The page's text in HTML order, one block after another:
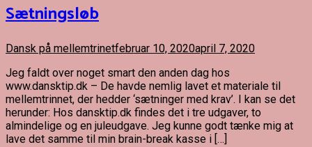
Sætningsløb
Dansk på mellemtrinetfebruar 10, 2020april 7, 2020
Jeg faldt over noget smart den anden dag hos
www.dansktip.dk – De havde nemlig lavet et materiale til
mellemtrinnet, der hedder ‘sætninger med krav’. I kan se det
herunder: Hos dansktip.dk findes det i tre udgaver, to
almindelige og en juleudgave. Jeg kunne godt tænke mig at
lave det samme til min brain-break kasse i […]